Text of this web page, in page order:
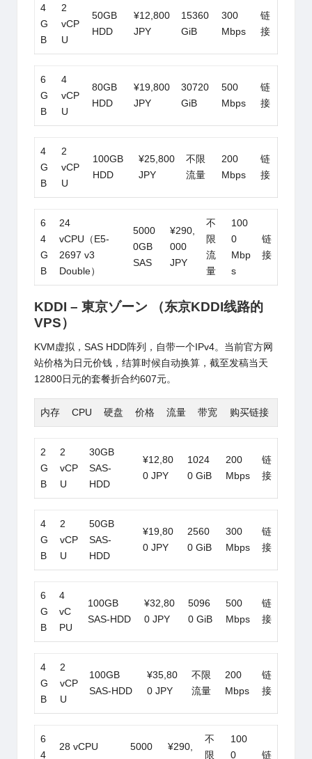
4
G
B
2
vCP
U
50GB
HDD
¥12,800
JPY
15360
GiB
300
Mbps
链
接
6
G
B
4
vCP
U
80GB
HDD
¥19,800
JPY
30720
GiB
500
Mbps
链
接
4
G
B
2
vCP
U
100GB
HDD
¥25,800
JPY
不限
流量
200
Mbps
链
接
6
4
G
B
24
vCPU（E5-
2697 v3
Double）
5000
0GB
SAS
¥290,
000
JPY
不
限
流
量
100
0
Mbp
s
链
接
KDDI – 東京ゾーン （东京KDDI线路的
VPS）
KVM虚拟，SAS HDD阵列，自带一个IPv4。当前官方网
站价格为日元价钱，结算时候自动换算，截至发稿当天
12800日元的套餐折合约607元。
内存 CPU 硬盘 价格 流量 带宽 购买链接
2
G
B
2
vCP
U
30GB
SAS-
HDD
¥12,80
0 JPY
1024
0 GiB
200
Mbps
链
接
4
G
B
2
vCP
U
50GB
SAS-
HDD
¥19,80
0 JPY
2560
0 GiB
300
Mbps
链
接
6
G
B
4
vC
PU
100GB
SAS-HDD
¥32,80
0 JPY
5096
0 GiB
500
Mbps
链
接
4
G
B
2
vCP
U
100GB
SAS-HDD
¥35,80
0 JPY
不限
流量
200
Mbps
链
接
6
4
28 vCPU
5000
¥290,
不
限
100
0
链